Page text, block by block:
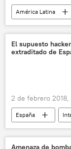
América Latina
Argentina
noticias
El supuesto
extraditado de
2 de febrero 2018,
España
Piotr Levashov
noticias
Amenaza de